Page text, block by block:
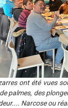
ont été vues
palmes, des
Narcose ou